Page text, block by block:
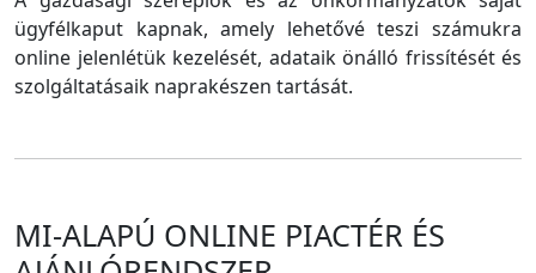
ügyfélkaput kapnak, amely lehetővé teszi számukra
online jelenlétük kezelését, adataik önálló frissítését és
szolgáltatásaik naprakészen tartását.
MI-ALAPÚ ONLINE PIACTÉR ÉS